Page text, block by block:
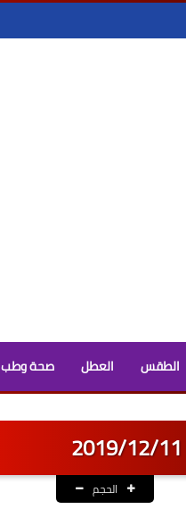
الطقس العطل صحة وطب
الحجم